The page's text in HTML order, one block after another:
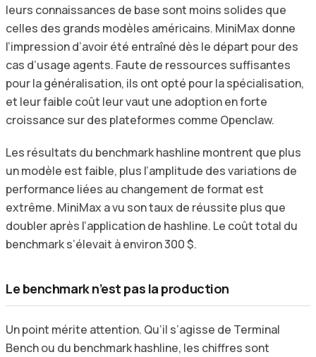
leurs connaissances de base sont moins solides que
celles des grands modèles américains. MiniMax donne
l’impression d’avoir été entraîné dès le départ pour des
cas d’usage agents. Faute de ressources suffisantes
pour la généralisation, ils ont opté pour la spécialisation,
et leur faible coût leur vaut une adoption en forte
croissance sur des plateformes comme Openclaw.
Les résultats du benchmark hashline montrent que plus
un modèle est faible, plus l’amplitude des variations de
performance liées au changement de format est
extrême. MiniMax a vu son taux de réussite plus que
doubler après l’application de hashline. Le coût total du
benchmark s’élevait à environ 300 $.
Le benchmark n’est pas la production
Un point mérite attention. Qu’il s’agisse de Terminal
Bench ou du benchmark hashline, les chiffres sont